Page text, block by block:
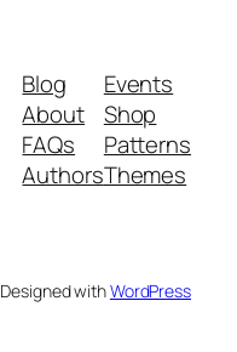
Blog
About
FAQs
Authors
Events
Shop
Patterns
Themes
Designed withWordPress